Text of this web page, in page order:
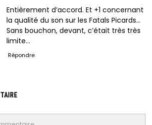
Entièrement d’accord. Et +1 concernant
la qualité du son sur les Fatals Picards…
Sans bouchon, devant, c’était très très
limite…
Répondre